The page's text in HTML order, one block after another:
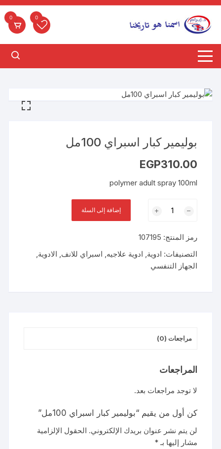
التجاوز
المحتوى
0
0
بوليمير كبار اسبراي 100مل
EGP310.00
polymer adult spray 100ml
اسبراي
100مل
إضافة إلى السلة
رمز المنتج: 107195
التصنيفات: ادوية, ادوية علاجيه, اسبراي للانف, الادوية,
الجهاز التنفسي
مراجعات (0)
المراجعات
لا توجد مراجعات بعد.
كن أول من يقيم “بوليمير كبار اسبراي 100مل”
لن يتم نشر عنوان بريدك الإلكتروني. الحقول الإلزامية
مشار إليها بـ*